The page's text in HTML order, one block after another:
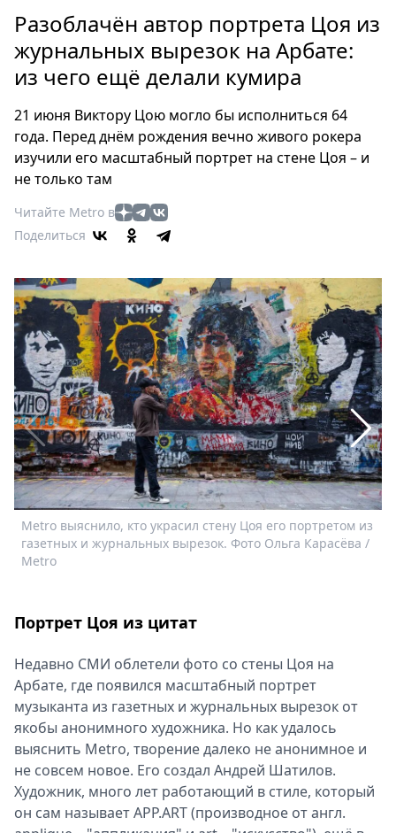
Россия
Мир
Здоровье
Туризм
Мода
Театр
Кино
Афиша
Книги
Выставки
Пресс-
релизы
О
Metro
Стримы
Спецпроекты
Звезды
Выборы
2026
Скачай
Metro
Разоблачён автор портрета Цоя из
журнальных вырезок на Арбате:
из чего ещё делали кумира
21 июня Виктору Цою могло бы исполниться 64
года. Перед днём рождения вечно живого рокера
изучили его масштабный портрет на стене Цоя – и
не только там
Читайте Metro в
Поделиться
Metro выяснило, кто украсил стену Цоя его портретом из
газетных и журнальных вырезок. Фото Ольга Карасёва /
Metro
Портрет Цоя из цитат
Недавно СМИ облетели фото со стены Цоя на
Арбате, где появился масштабный портрет
музыканта из газетных и журнальных вырезок от
якобы анонимного художника. Но как удалось
выяснить Metro, творение далеко не анонимное и
не совсем новое. Его создал Андрей Шатилов.
Художник, много лет работающий в стиле, который
он сам называет APP.ART (производное от англ.